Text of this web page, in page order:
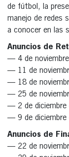
de fútbol, la
manejo de redes
a conocer en las
Anuncios de
— 4 de
— 11 de
— 18 de
— 25 de
— 2 de diciembre
— 9 de diciembre
Anuncios de
— 22 de